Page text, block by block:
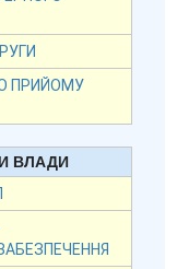
ПРИЙОМУ
ВЛАДИ